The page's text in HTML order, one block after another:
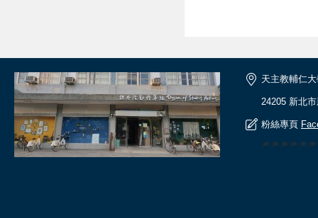
天主教輔仁
24205 新北
粉絲專頁